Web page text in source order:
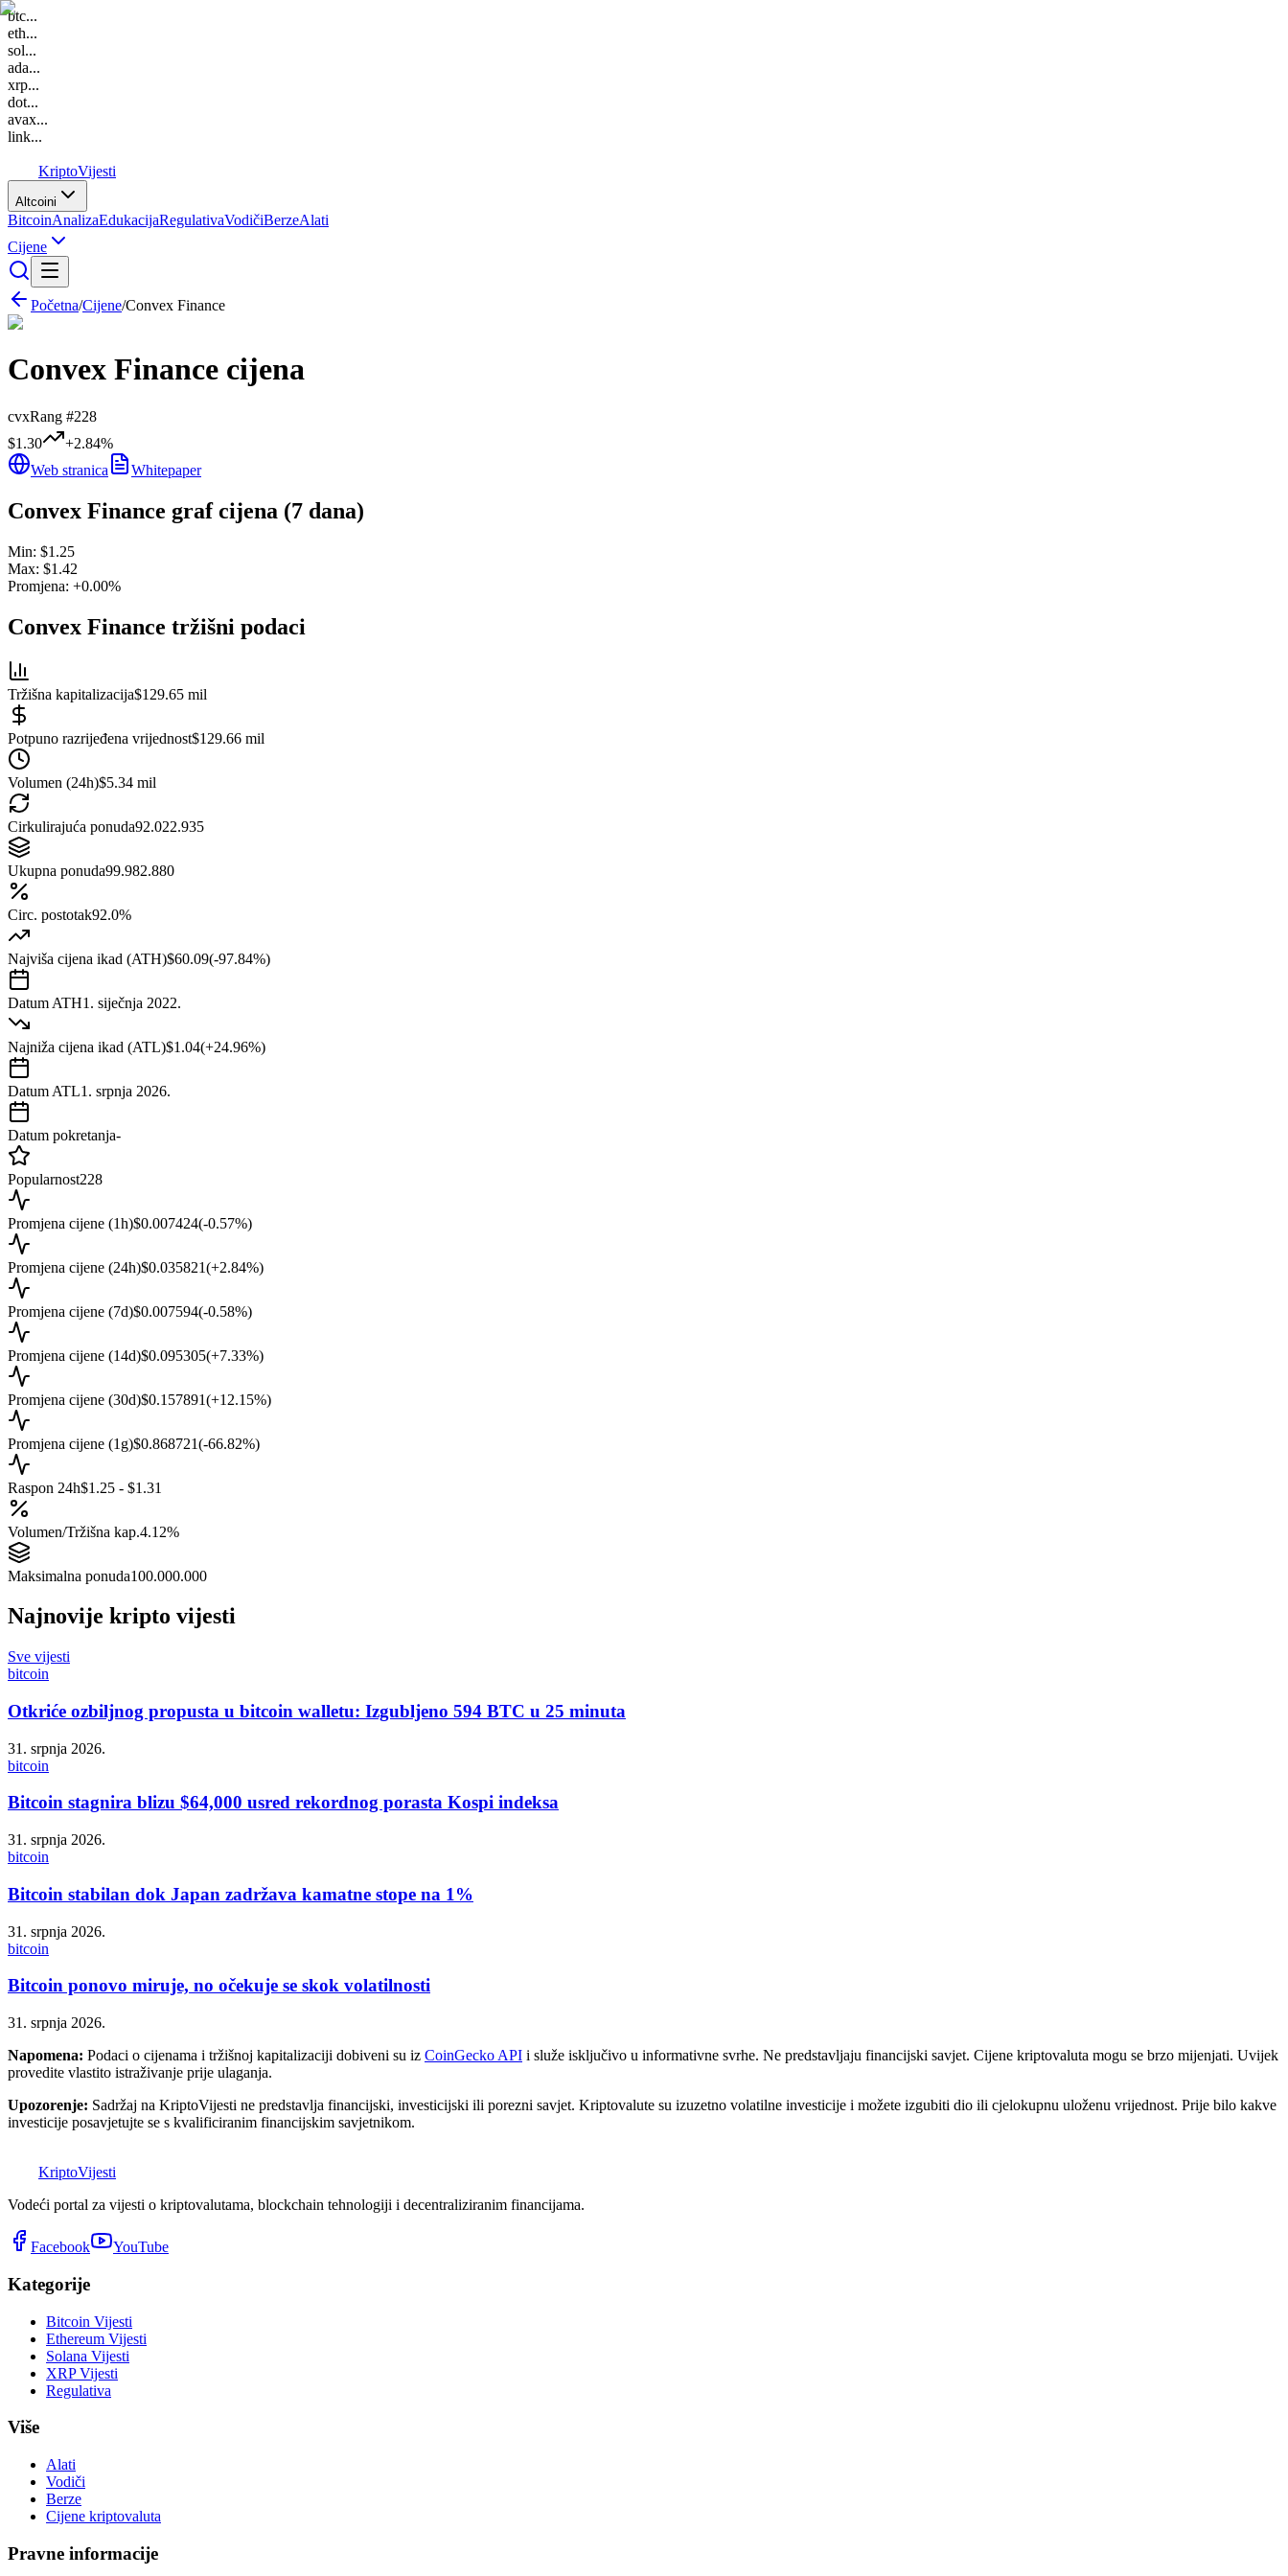
btc...
eth...
sol...
ada...
xrp...
dot...
avax...
link...
KriptoVijesti
Altcoini
BitcoinAnalizaEdukacijaRegulativaVodičiBerzeAlati
Cijene
Početna/Cijene/Convex Finance
Convex Finance cijena
cvxRang #228
$1.30
+2.84%
Web stranica
Whitepaper
Convex Finance graf cijena (7 dana)
Min: $1.25
Max: $1.42
Promjena: +0.00%
Convex Finance tržišni podaci
Tržišna kapitalizacija$129.65 mil
Potpuno razrijeđena vrijednost$129.66 mil
Volumen (24h)$5.34 mil
Cirkulirajuća ponuda92.022.935
Ukupna ponuda99.982.880
Circ. postotak92.0%
Najviša cijena ikad (ATH)$60.09(-97.84%)
Datum ATH1. siječnja 2022.
Najniža cijena ikad (ATL)$1.04(+24.96%)
Datum ATL1. srpnja 2026.
Datum pokretanja-
Popularnost228
Promjena cijene (1h)$0.007424(-0.57%)
Promjena cijene (24h)$0.035821(+2.84%)
Promjena cijene (7d)$0.007594(-0.58%)
Promjena cijene (14d)$0.095305(+7.33%)
Promjena cijene (30d)$0.157891(+12.15%)
Promjena cijene (1g)$0.868721(-66.82%)
Raspon 24h$1.25 - $1.31
Volumen/Tržišna kap.4.12%
Maksimalna ponuda100.000.000
Najnovije kripto vijesti
Sve vijesti
bitcoin
Otkriće ozbiljnog propusta u bitcoin walletu: Izgubljeno 594 BTC u 25 minuta
31. srpnja 2026.
bitcoin
Bitcoin stagnira blizu $64,000 usred rekordnog porasta Kospi indeksa
31. srpnja 2026.
bitcoin
Bitcoin stabilan dok Japan zadržava kamatne stope na 1%
31. srpnja 2026.
bitcoin
Bitcoin ponovo miruje, no očekuje se skok volatilnosti
31. srpnja 2026.
Napomena: Podaci o cijenama i tržišnoj kapitalizaciji dobiveni su iz CoinGecko API i služe isključivo u informativne svrhe. Ne predstavljaju financijski savjet. Cijene kriptovaluta mogu se brzo mijenjati. Uvijek
provedite vlastito istraživanje prije ulaganja.
Upozorenje: Sadržaj na KriptoVijesti ne predstavlja financijski, investicijski ili porezni savjet. Kriptovalute su izuzetno volatilne investicije i možete izgubiti dio ili cjelokupnu uloženu vrijednost. Prije bilo kakve
investicije posavjetujte se s kvalificiranim financijskim savjetnikom.
KriptoVijesti
Vodeći portal za vijesti o kriptovalutama, blockchain tehnologiji i decentraliziranim financijama.
Facebook YouTube
Kategorije
Bitcoin Vijesti
Ethereum Vijesti
Solana Vijesti
XRP Vijesti
Regulativa
Više
Alati
Vodiči
Berze
Cijene kriptovaluta
Pravne informacije